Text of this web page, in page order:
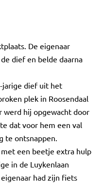
De eigenaar
dief en belde daarna
jarige dief uit het
plek in Roosendaal
werd hij opgewacht door
dat voor hem een val
te ontsnappen.
een beetje extra hulp
in de Luykenlaan
had zijn fiets